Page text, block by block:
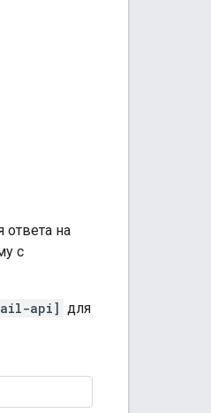
ответа на
с
api] для